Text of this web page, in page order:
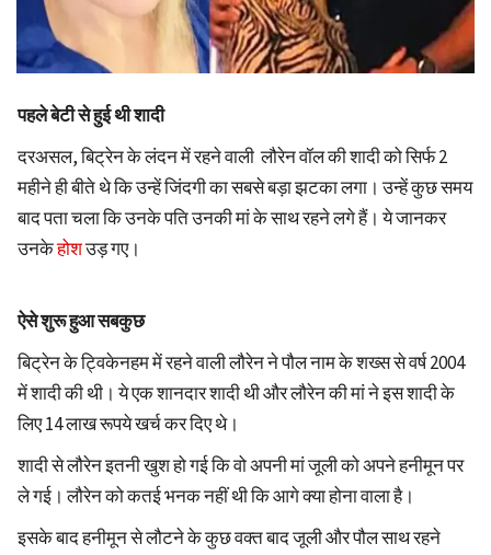
पहले बेटी से हुई थी शादी
दरअसल, बिट्रेन के लंदन में रहने वाली लौरेन वॉल की शादी को सिर्फ 2
महीने ही बीते थे कि उन्हें जिंदगी का सबसे बड़ा झटका लगा। उन्हें कुछ समय
बाद पता चला कि उनके पति उनकी मां के साथ रहने लगे हैं। ये जानकर
उनकेहोशउड़ गए।
ऐसे शुरू हुआ सबकुछ
बिट्रेन के ट्विकेनहम में रहने वाली लौरेन ने पौल नाम के शख्स से वर्ष 2004
में शादी की थी। ये एक शानदार शादी थी और लौरेन की मां ने इस शादी के
लिए 14 लाख रूपये खर्च कर दिए थे।
शादी से लौरेन इतनी खुश हो गई कि वो अपनी मां जूली को अपने हनीमून पर
ले गई। लौरेन को कतई भनक नहीं थी कि आगे क्या होना वाला है।
इसके बाद हनीमून से लौटने के कुछ वक्त बाद जूली और पौल साथ रहने